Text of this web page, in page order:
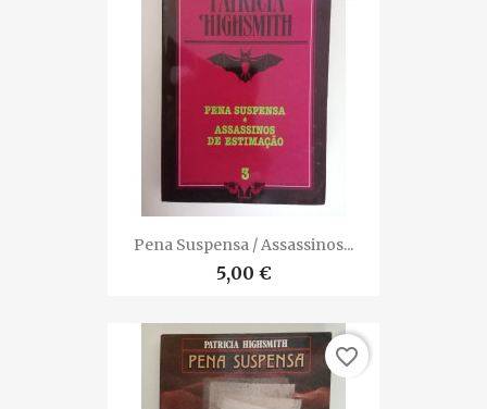
Pena Suspensa / Assassinos...
5,00 €
favorite_border